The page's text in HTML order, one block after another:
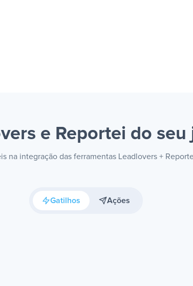
e Reportei do seu
na integração das ferramentas Leadlovers +
Gatilhos Ações